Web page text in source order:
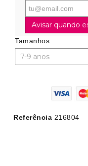
Avisar quando
Tamanhos
Referência 216804